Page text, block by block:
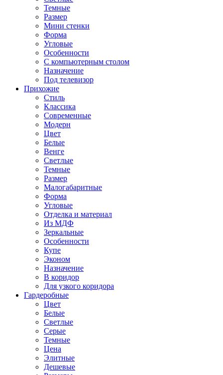
Темные
Размер
Мини стенки
Форма
Угловые
Особенности
С компьютерным столом
Назначение
Под телевизор
Прихожие
Стиль
Классика
Современные
Модерн
Цвет
Белые
Венге
Светлые
Темные
Размер
Малогабаритные
Форма
Угловые
Отделка и материал
Из МДФ
Зеркальные
Особенности
Купе
Эконом
Назначение
В коридор
Для узкого коридора
Гардеробные
Цвет
Белые
Светлые
Серые
Темные
Цена
Элитные
Дешевые